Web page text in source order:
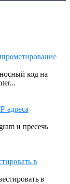
код на
адреса
и пресечь
в
в